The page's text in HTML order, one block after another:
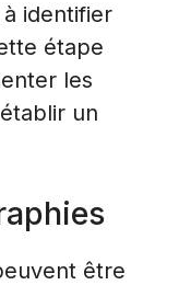
identifier
étape
les
un
être